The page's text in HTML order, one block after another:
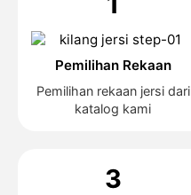
Pemilihan Rekaan
Pemilihan rekaan jersi dari
katalog kami
3